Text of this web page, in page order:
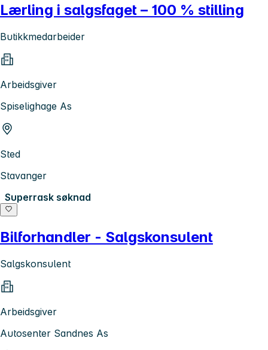
Lærling i salgsfaget – 100 % stilling
Butikkmedarbeider
Arbeidsgiver
Spiselighage As
Sted
Stavanger
Superrask søknad
Bilforhandler - Salgskonsulent
Salgskonsulent
Arbeidsgiver
Autosenter Sandnes As